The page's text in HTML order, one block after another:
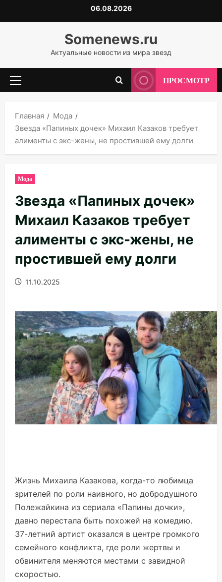
к
06.08.2026
Somenews.ru
Актуальные новости из мира звезд
Основное
ПРОСМОТР
Главная
Мода
Звезда «Папиных дочек» Михаил Казаков требует
алименты с экс-жены, не простившей ему долги
Мода
Звезда «Папиных дочек»
Михаил Казаков требует
алименты с экс-жены, не
простившей ему долги
11.10.2025
Жизнь Михаила Казакова, когда-то любимца
зрителей по роли наивного, но добродушного
Полежайкина из сериала «Папины дочки»,
давно перестала быть похожей на комедию.
37-летний артист оказался в центре громкого
семейного конфликта, где роли жертвы и
обвинителя меняются местами с завидной
скоростью.